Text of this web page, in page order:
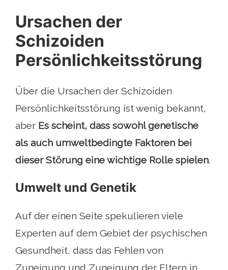
Ursachen der
Schizoiden
Persönlichkeitsstörung
Über die Ursachen der Schizoiden
Persönlichkeitsstörung ist wenig bekannt,
aber Es scheint, dass sowohl genetische
als auch umweltbedingte Faktoren bei
dieser Störung eine wichtige Rolle spielen.
Umwelt und Genetik
Auf der einen Seite spekulieren viele
Experten auf dem Gebiet der psychischen
Gesundheit, dass das Fehlen von
Zuneigung und Zuneigung der Eltern in